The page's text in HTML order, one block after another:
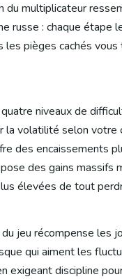
du multiplicateur
russe : chaque étape
les pièges cachés
quatre niveaux de
la volatilité selon votre
des encaissements
des gains massifs
élevées de tout
jeu récompense les
qui aiment les
exigeant discipline